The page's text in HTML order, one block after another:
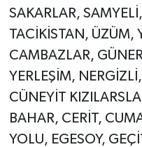
SAKARLAR,
TACİKİSTAN, ÜZÜM,
CAMBAZLAR,
YERLEŞİM,
CÜNEYİT
BAHAR, CERİT,
YOLU, EGESOY,